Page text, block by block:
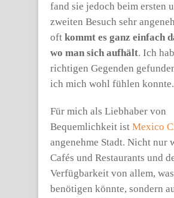
fand sie jedoch beim ersten
zweiten Besuch sehr
oft kommt es ganz einfach
wo man sich aufhält. Ich
richtigen Gegenden
ich mich wohl fühlen konnte.
Für mich als Liebhaber von
Bequemlichkeit ist Mexico
angenehme Stadt. Nicht nur
Cafés und Restaurants und
Verfügbarkeit von allem,
benötigen könnte, sondern